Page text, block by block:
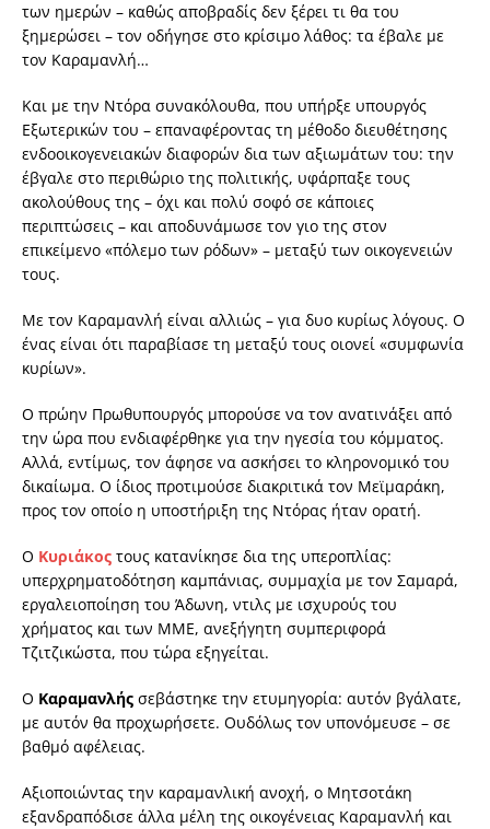
των ημερών – καθώς αποβραδίς δεν ξέρει τι θα του
ξημερώσει – τον οδήγησε στο κρίσιμο λάθος: τα έβαλε με
τον Καραμανλή…
Και με την Ντόρα συνακόλουθα, που υπήρξε υπουργός
Εξωτερικών του – επαναφέροντας τη μέθοδο διευθέτησης
ενδοοικογενειακών διαφορών δια των αξιωμάτων του: την
έβγαλε στο περιθώριο της πολιτικής, υφάρπαξε τους
ακολούθους της – όχι και πολύ σοφό σε κάποιες
περιπτώσεις – και αποδυνάμωσε τον γιο της στον
επικείμενο «πόλεμο των ρόδων» – μεταξύ των οικογενειών
τους.
Με τον Καραμανλή είναι αλλιώς – για δυο κυρίως λόγους. Ο
ένας είναι ότι παραβίασε τη μεταξύ τους οιονεί «συμφωνία
κυρίων».
Ο πρώην Πρωθυπουργός μπορούσε να τον ανατινάξει από
την ώρα που ενδιαφέρθηκε για την ηγεσία του κόμματος.
Αλλά, εντίμως, τον άφησε να ασκήσει το κληρονομικό του
δικαίωμα. Ο ίδιος προτιμούσε διακριτικά τον Μεϊμαράκη,
προς τον οποίο η υποστήριξη της Ντόρας ήταν ορατή.
Ο Κυριάκος τους κατανίκησε δια της υπεροπλίας:
υπερχρηματοδότηση καμπάνιας, συμμαχία με τον Σαμαρά,
εργαλειοποίηση του Άδωνη, ντιλς με ισχυρούς του
χρήματος και των ΜΜΕ, ανεξήγητη συμπεριφορά
Τζιτζικώστα, που τώρα εξηγείται.
Ο Καραμανλής σεβάστηκε την ετυμηγορία: αυτόν βγάλατε,
με αυτόν θα προχωρήσετε. Ουδόλως τον υπονόμευσε – σε
βαθμό αφέλειας.
Αξιοποιώντας την καραμανλική ανοχή, ο Μητσοτάκη
εξανδραπόδισε άλλα μέλη της οικογένειας Καραμανλή και